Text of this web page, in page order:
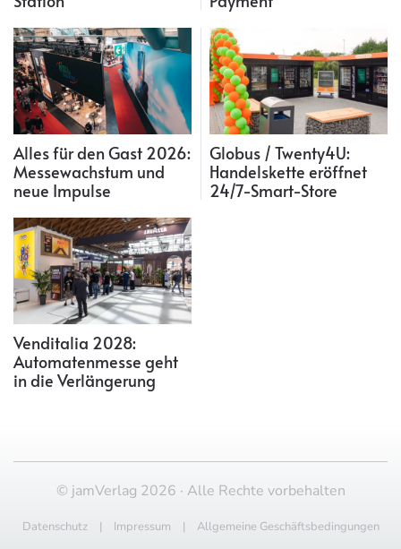
Alles für den Gast 2026:
Messewachstum und
neue Impulse
Globus / Twenty4U:
Handelskette eröffnet
24/7-Smart-Store
Venditalia 2028:
Automatenmesse geht
in die Verlängerung
© jamVerlag 2026 · Alle Rechte vorbehalten
Datenschutz| Impressum | Allgemeine Geschäftsbedingungen